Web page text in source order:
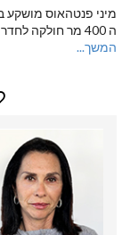
מיני פנטהאוס מושקע
ה 400 מר חולקה לחדר
המשך...